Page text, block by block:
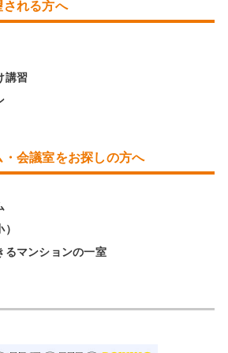
される方へ
講習
・会議室をお探しの方へ
るマンションの一室